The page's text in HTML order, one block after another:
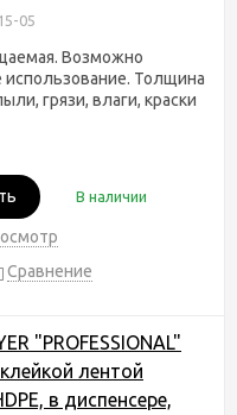
05
Возможно
использование. Толщина
грязи, влаги, краски
В наличии
Сравнение
"PROFESSIONAL"
лентой
в диспенсере,